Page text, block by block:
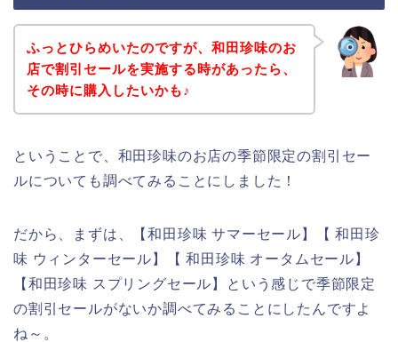
ふっとひらめいたのですが、和田珍味のお
店で割引セールを実施する時があったら、
その時に購入したいかも♪
ということで、和田珍味のお店の季節限定の割引セー
ルについても調べてみることにしました！
だから、まずは、【和田珍味 サマーセール】【 和田珍
味 ウィンターセール】【 和田珍味 オータムセール】
【和田珍味 スプリングセール】という感じで季節限定
の割引セールがないか調べてみることにしたんですよ
ね～。